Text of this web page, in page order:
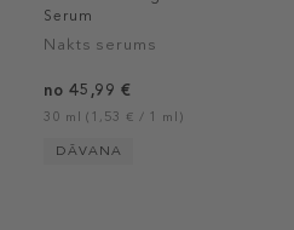
Serum
Nakts serums
no 45,99 €
30 ml (1,53 € / 1 ml)
DĀVANA